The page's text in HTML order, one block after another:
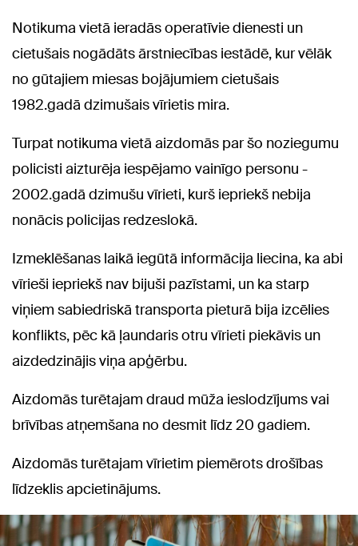
Notikuma vietā ieradās operatīvie dienesti un
cietušais nogādāts ārstniecības iestādē, kur vēlāk
no gūtajiem miesas bojājumiem cietušais
1982.gadā dzimušais vīrietis mira.
Turpat notikuma vietā aizdomās par šo noziegumu
policisti aizturēja iespējamo vainīgo personu -
2002.gadā dzimušu vīrieti, kurš iepriekš nebija
nonācis policijas redzeslokā.
Izmeklēšanas laikā iegūtā informācija liecina, ka abi
vīrieši iepriekš nav bijuši pazīstami, un ka starp
viņiem sabiedriskā transporta pieturā bija izcēlies
konflikts, pēc kā ļaundaris otru vīrieti piekāvis un
aizdedzinājis viņa apģērbu.
Aizdomās turētajam draud mūža ieslodzījums vai
brīvības atņemšana no desmit līdz 20 gadiem.
Aizdomās turētajam vīrietim piemērots drošības
līdzeklis apcietinājums.